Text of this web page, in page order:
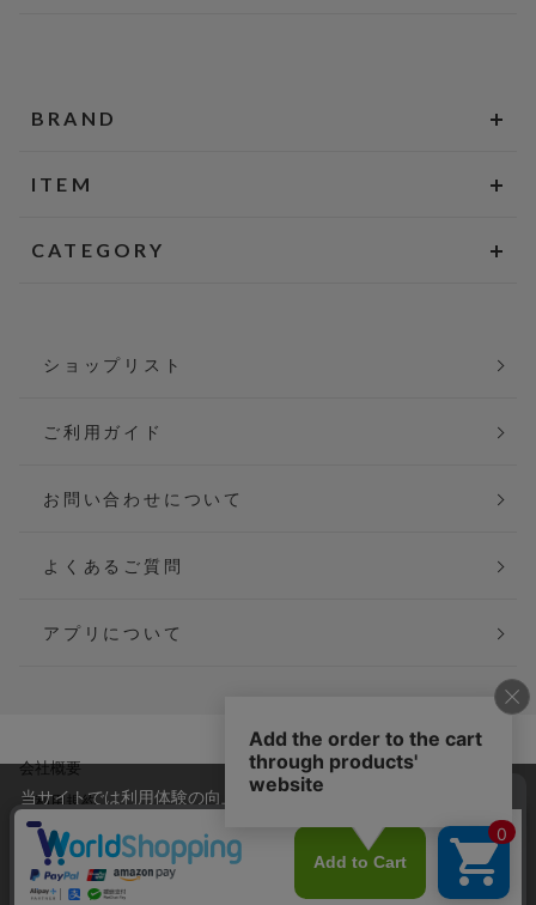
BRAND
ITEM
CATEGORY
ショップリスト
ご利用ガイド
お問い合わせについて
よくあるご質問
アプリについて
会社概要
特定商取引法に基づく表記
ご利用規約
Copyright(C) P&M co.,ltd All Rights Reserved.
当サイトでは利用体験の向上およびコンテンツの最適な提供、ト
ラフィックの分析を目的としてCookieを使用しています。
サイトの閲覧を継続された場合、Cookieの利用に同意したことも
のといたします。
詳細については
プライバシーポリシーをご確認ください。